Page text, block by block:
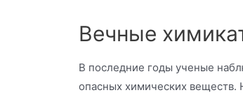
Вечные
В последние годы ученые
опасных химических веществ.